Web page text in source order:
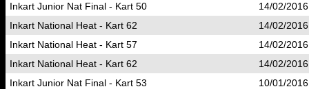
Inkart Junior Nat Final - Kart 50
14/02/
Inkart National Heat - Kart 62
14/02/
Inkart National Heat - Kart 57
14/02/
Inkart National Heat - Kart 62
14/02/
Inkart Junior Nat Final - Kart 53
10/01/